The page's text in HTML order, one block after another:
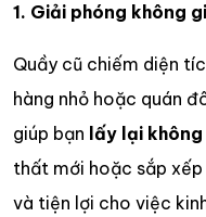
1. Giải phóng không
Quầy cũ chiếm diện
hàng nhỏ hoặc quán
giúp bạn lấy lại
thất mới hoặc sắp
và tiện lợi cho việc